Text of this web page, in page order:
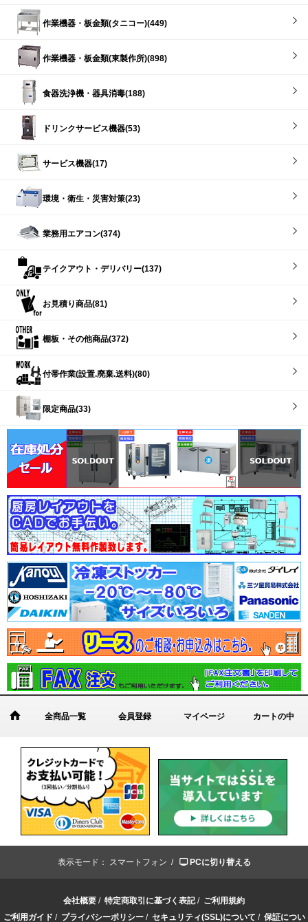
作業機器・板金類(タニコー)(449)
作業機器・板金類(東製作所)(898)
食器洗浄機・器具消毒(188)
ドリンクサービス機器(53)
サービス機器(17)
環境・衛生・災害対策(23)
業務用エアコン(374)
テイクアウト・デリバリー(137)
お見積り商品(81)
棚板・その他商品(372)
付帯作業(設置.廃棄.送料)(80)
限定商品(33)
全商品一覧 会員登録 マイページ カートの中
表示モード： スマートフォン / PCに切り替える
会社概要 / 特定商取引に基づく表記/ ご利用規約
ご利用ガイド / プライバシーポリシー/ セキュリティ(SSL)について / 保証につい